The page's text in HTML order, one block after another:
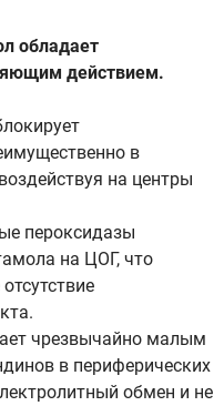
обладает
действием.
в
на центры
пероксидазы
на ЦОГ, что
чрезвычайно малым
в периферических
обмен и не